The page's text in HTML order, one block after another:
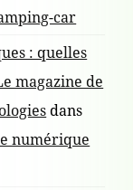
car
: quelles
magazine de
dans
numérique